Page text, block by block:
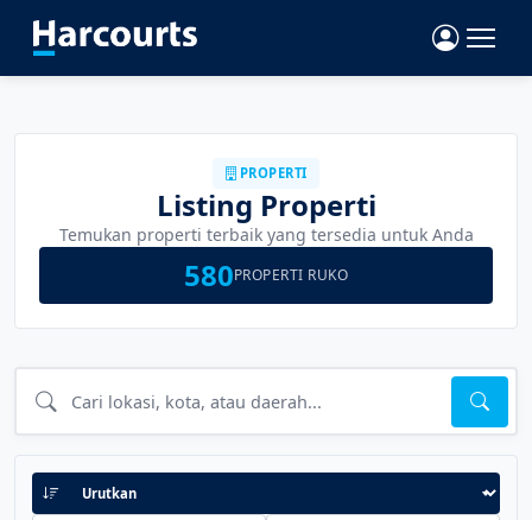
PROPERTI
Listing Properti
Temukan properti terbaik yang tersedia untuk Anda
580PROPERTI RUKO